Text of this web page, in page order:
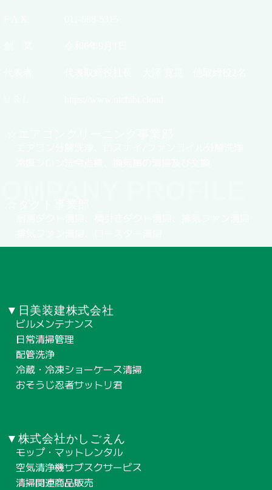
▼日美装建株式会社
ビルメンテナンス
日常清掃管理
配管洗浄
冷蔵・冷凍ショーケース清掃
おそうじ忍者サットリ君
▼株式会社かしごえん
モップ・マットレンタル
空気清浄機サブスクサービス
清掃関連商品販売